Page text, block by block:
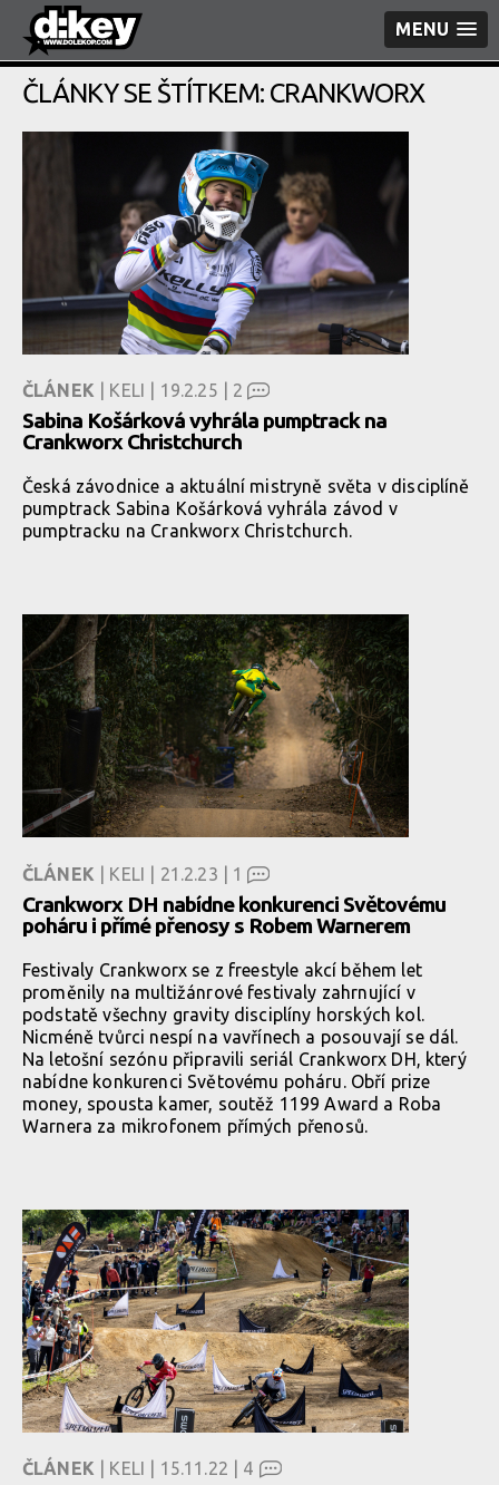
MENU
ČLÁNKY SE ŠTÍTKEM: CRANKWORX
ČLÁNEK | KELI | 19.2.25 | 2
Sabina Košárková vyhrála pumptrack na
Crankworx Christchurch
Česká závodnice a aktuální mistryně světa v disciplíně
pumptrack Sabina Košárková vyhrála závod v
pumptracku na Crankworx Christchurch.
ČLÁNEK | KELI | 21.2.23 | 1
Crankworx DH nabídne konkurenci Světovému
poháru i přímé přenosy s Robem Warnerem
Festivaly Crankworx se z freestyle akcí během let
proměnily na multižánrové festivaly zahrnující v
podstatě všechny gravity disciplíny horských kol.
Nicméně tvůrci nespí na vavřínech a posouvají se dál.
Na letošní sezónu připravili seriál Crankworx DH, který
nabídne konkurenci Světovému poháru. Obří prize
money, spousta kamer, soutěž 1199 Award a Roba
Warnera za mikrofonem přímých přenosů.
ČLÁNEK | KELI | 15.11.22 | 4